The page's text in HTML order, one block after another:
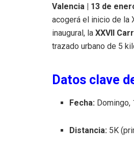
Valencia | 13 de
acogerá el inicio de la
inaugural, la XXVII
trazado urbano de 5
Datos clave
Fecha: Domingo,
Distancia: 5K